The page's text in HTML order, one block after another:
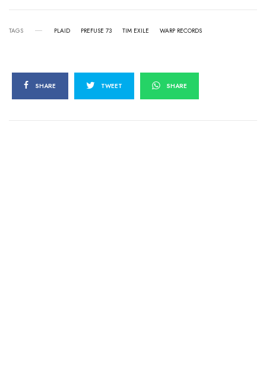
TAGS PLAID PREFUSE 73 TIM EXILE WARP RECORDS
SHARE TWEET SHARE